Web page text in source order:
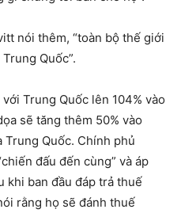
nói thêm, “toàn bộ thế giới
Quốc”.
Trung Quốc lên 104% vào
sẽ tăng thêm 50% vào
Trung Quốc. Chính phủ
đấu đến cùng” và áp
khi ban đầu đáp trả thuế
rằng họ sẽ đánh thuế